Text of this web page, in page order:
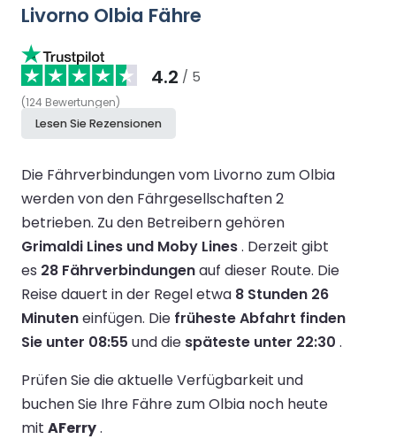
Livorno Olbia Fähre
4.2 / 5
(124 Bewertungen)
Lesen Sie Rezensionen
Die Fährverbindungen vom Livorno zum Olbia
werden von den Fährgesellschaften 2
betrieben. Zu den Betreibern gehören
Grimaldi Lines und Moby Lines. Derzeit gibt
es 28 Fährverbindungenauf dieser Route. Die
Reise dauert in der Regel etwa 8 Stunden 26
Minuteneinfügen. Die früheste Abfahrt finden
Sie unter 08:55 und die späteste unter 22:30 .
Prüfen Sie die aktuelle Verfügbarkeit und
buchen Sie Ihre Fähre zum Olbia noch heute
mit AFerry.